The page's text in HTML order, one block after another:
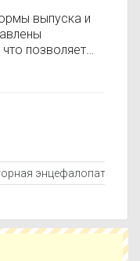
выпуска и
позволяет
по
ознакомиться с
и
вы
с похожим
аптеке,
предложения.
энцефалопатия